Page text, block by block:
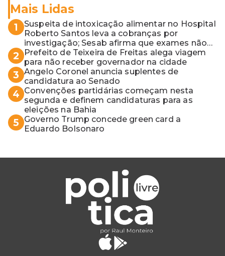
Mais Lidas
1
Suspeita de intoxicação alimentar no Hospital
Roberto Santos leva a cobranças por
investigação; Sesab afirma que exames não
apontaram contaminação
2
Prefeito de Teixeira de Freitas alega viagem
para não receber governador na cidade
3 Angelo Coronel anuncia suplentes de
candidatura ao Senado
4 Convenções partidárias começam nesta
segunda e definem candidaturas para as
eleições na Bahia
5
Governo Trump concede green card a
Eduardo Bolsonaro